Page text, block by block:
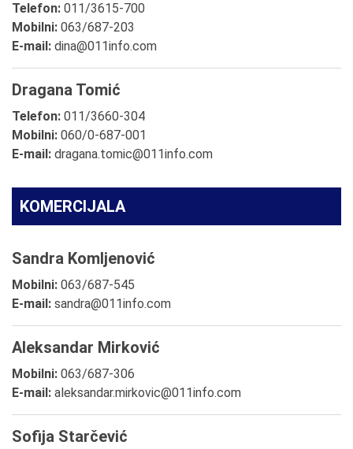
Telefon: 011/3615-700
Mobilni: 063/687-203
E-mail: dina@011info.com
Dragana Tomić
Telefon: 011/3660-304
Mobilni: 060/0-687-001
E-mail: dragana.tomic@011info.com
KOMERCIJALA
Sandra Komljenović
Mobilni: 063/687-545
E-mail: sandra@011info.com
Aleksandar Mirković
Mobilni: 063/687-306
E-mail: aleksandar.mirkovic@011info.com
Sofija Starčević